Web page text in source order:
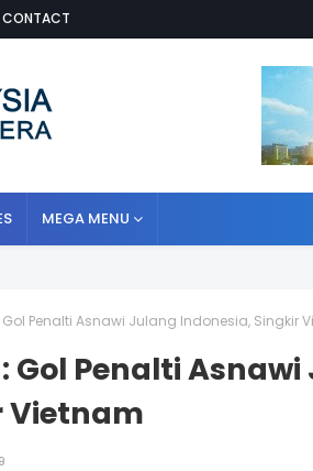
CONTACT
MEGA MENU
Gol Penalti Asnawi Julang Indonesia, Singkir
Gol Penalti
Vietnam